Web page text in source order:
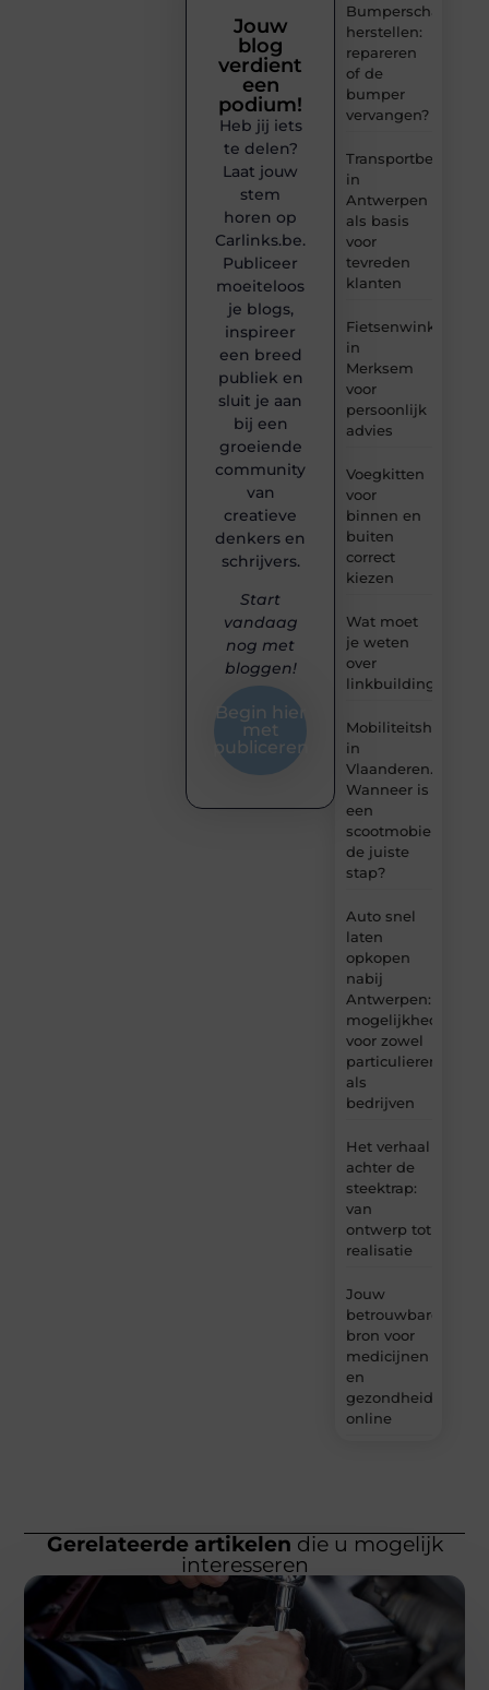
Bumperschade
herstellen:
repareren
of de
bumper
vervangen?
Transportbedrijf
in
Antwerpen
als basis
voor
tevreden
klanten
Fietsenwinkel
in
Merksem
voor
persoonlijk
advies
Voegkitten
voor
binnen en
buiten
correct
kiezen
Wat moet
je weten
over
linkbuilding?
in
Vlaanderen.
Wanneer is
een
scootmobiel
de juiste
stap?
Auto snel
laten
opkopen
nabij
Antwerpen:
mogelijkheden
voor zowel
particulieren
als
bedrijven
Het verhaal
achter de
steektrap:
van
ontwerp tot
realisatie
Jouw
betrouwbare
bron voor
medicijnen
en
online
Jouw
blog
verdient
een
podium!
Heb jij iets
te delen?
Laat jouw
stem
horen op
Carlinks.be.
Publiceer
moeiteloos
je blogs,
inspireer
een breed
publiek en
sluit je aan
bij een
groeiende
community
van
creatieve
denkers en
schrijvers.
Start
vandaag
nog met
bloggen!
Begin hier
met
publiceren
Gerelateerde artikelen die u mogelijk
interesseren